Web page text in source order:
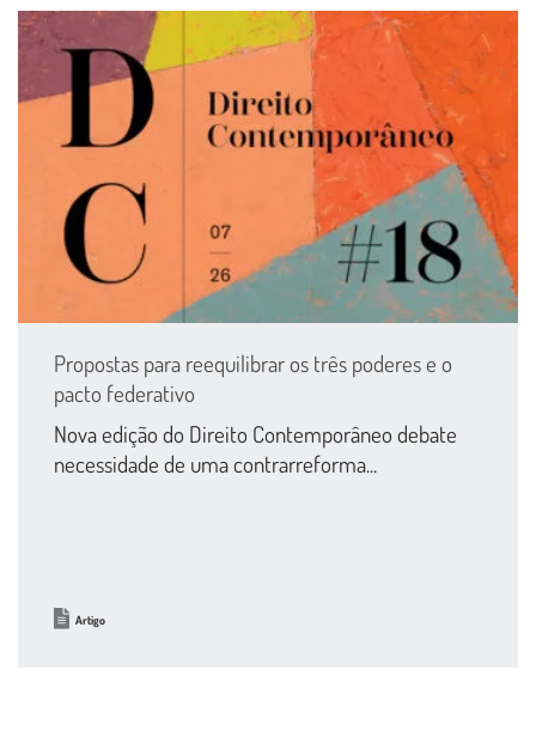
Propostas para reequilibrar os três poderes e o
pacto federativo
Nova edição do Direito Contemporâneo debate
necessidade de uma contrarreforma...
Artigo